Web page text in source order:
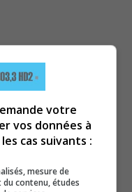
votre
vos données à
cas suivants :
mesure de
contenu, études